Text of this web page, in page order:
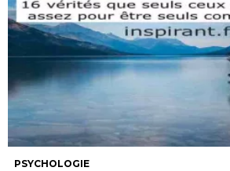
PSYCHOLOGIE